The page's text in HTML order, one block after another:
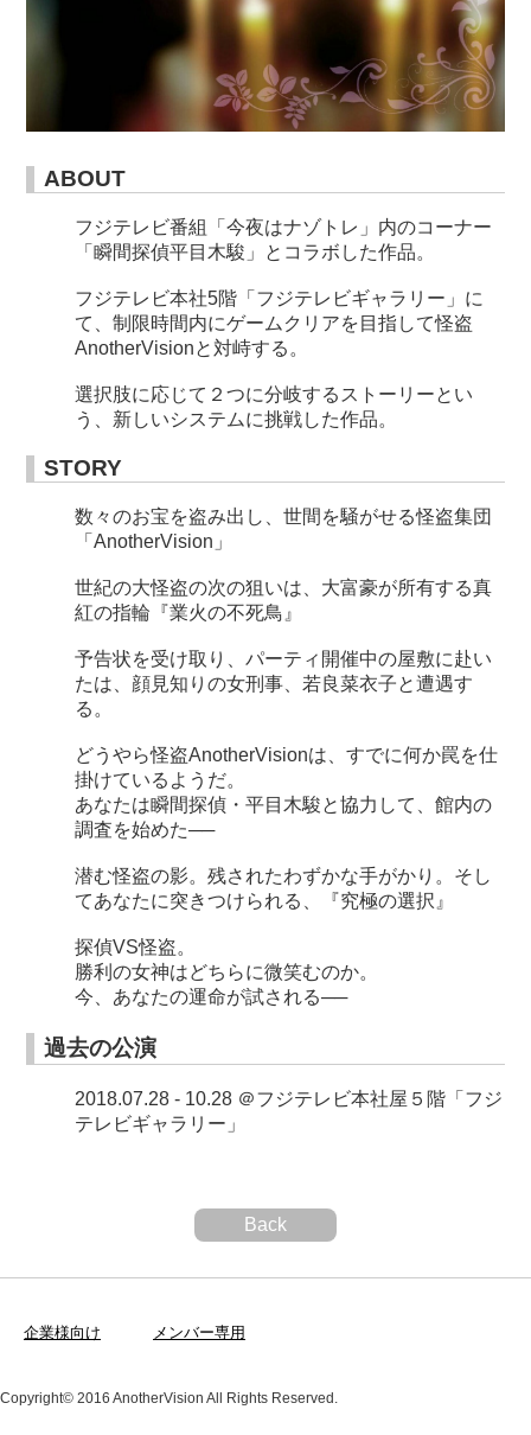
ABOUT
フジテレビ番組「今夜はナゾトレ」内のコーナー
「瞬間探偵平目木駿」とコラボした作品。
フジテレビ本社5階「フジテレビギャラリー」に
て、制限時間内にゲームクリアを目指して怪盗
AnotherVisionと対峙する。
選択肢に応じて２つに分岐するストーリーとい
う、新しいシステムに挑戦した作品。
STORY
数々のお宝を盗み出し、世間を騒がせる怪盗集団
「AnotherVision」
世紀の大怪盗の次の狙いは、大富豪が所有する真
紅の指輪『業火の不死鳥』
予告状を受け取り、パーティ開催中の屋敷に赴い
たは、顔見知りの女刑事、若良菜衣子と遭遇す
る。
どうやら怪盗AnotherVisionは、すでに何か罠を仕
掛けているようだ。
あなたは瞬間探偵・平目木駿と協力して、館内の
調査を始めた──
潜む怪盗の影。残されたわずかな手がかり。そし
てあなたに突きつけられる、『究極の選択』
探偵VS怪盗。
勝利の女神はどちらに微笑むのか。
今、あなたの運命が試される──
過去の公演
2018.07.28 - 10.28 ＠フジテレビ本社屋５階「フジ
テレビギャラリー」
Back
企業様向け メンバー専用
Copyright© 2016 AnotherVision All Rights Reserved.